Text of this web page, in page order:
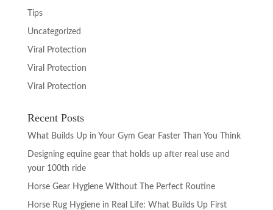
Tips
Uncategorized
Viral Protection
Viral Protection
Viral Protection
Recent Posts
What Builds Up in Your Gym Gear Faster Than You Think
Designing equine gear that holds up after real use and
your 100th ride
Horse Gear Hygiene Without The Perfect Routine
Horse Rug Hygiene in Real Life: What Builds Up First